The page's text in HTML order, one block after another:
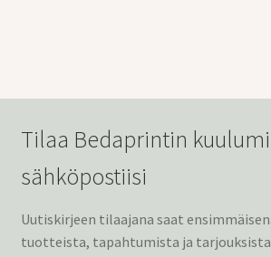
Tilaa Bedaprintin
sähköpostiisi
Uutiskirjeen tilaajana saat
tuotteista, tapahtumista ja